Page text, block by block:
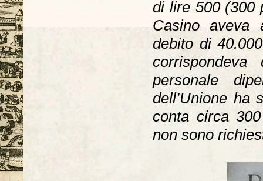
di lire 500 (300
Casino aveva
debito di
personale
dell’Unione ha
conta circa
non sono